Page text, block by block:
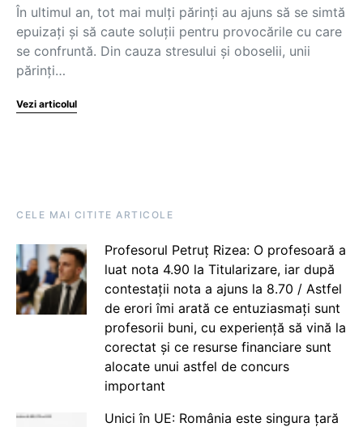
În ultimul an, tot mai mulți părinți au ajuns să se simtă
epuizați și să caute soluții pentru provocările cu care
se confruntă. Din cauza stresului și oboselii, unii
părinți…
Vezi articolul
CELE MAI CITITE ARTICOLE
Profesorul Petruț Rizea: O profesoară a
luat nota 4.90 la Titularizare, iar după
contestații nota a ajuns la 8.70 / Astfel
de erori îmi arată ce entuziasmați sunt
profesorii buni, cu experiență să vină la
corectat și ce resurse financiare sunt
alocate unui astfel de concurs
important
Unici în UE: România este singura țară